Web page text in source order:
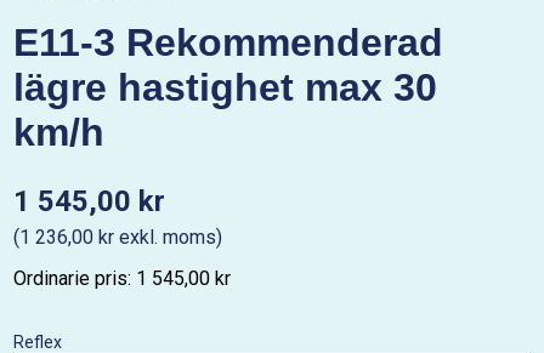
E11-3 Rekommenderad
lägre hastighet max 30
km/h
1 545,00 kr
(1 236,00 kr exkl. moms)
Ordinarie pris: 1 545,00 kr
Reflex